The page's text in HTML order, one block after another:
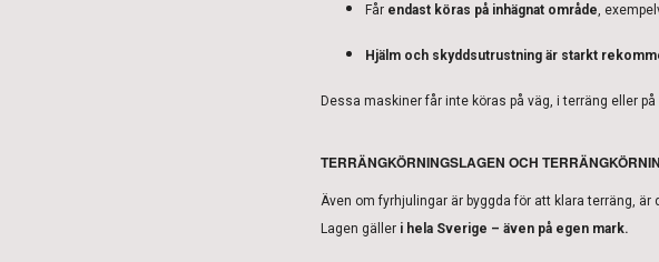
Får endast köras på inhägnat område,
Hjälm och skyddsutrustning är starkt
Dessa maskiner får inte köras på väg, i terräng eller
TERRÄNGKÖRNINGSLAGEN OCH
Även om fyrhjulingar är byggda för att klara terräng,
Lagen gäller i hela Sverige – även på egen mark.